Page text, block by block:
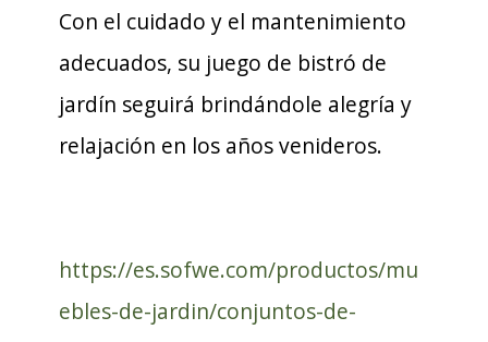
Con el cuidado y el mantenimiento
adecuados, su juego de bistró de
jardín seguirá brindándole alegría y
relajación en los años venideros.
https://es.sofwe.com/productos/mu
ebles-de-jardin/conjuntos-de-